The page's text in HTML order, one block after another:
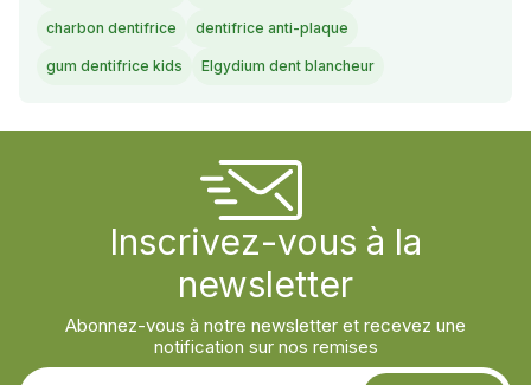
charbon dentifrice dentifrice anti-plaque
gum dentifrice kids Elgydium dent blancheur
Inscrivez-vous à la
newsletter
Abonnez-vous à notre newsletter et recevez une
notification sur nos remises